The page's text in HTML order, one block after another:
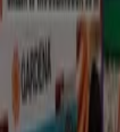
Tiendeo är en del
återuppfinner lokal